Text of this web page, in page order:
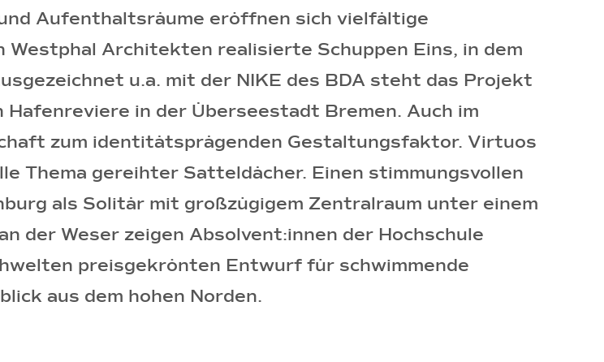
Aufenthaltsräume eröffnen sich vielfältige
Architekten realisierte Schuppen Eins, in dem
u.a. mit der NIKE des BDA steht das Projekt
in der Überseestadt Bremen. Auch im
zum identitätsprägenden Gestaltungsfaktor. Virtuos
Thema gereihter Satteldächer. Einen stimmungsvollen
als Solitär mit großzügigem Zentralraum unter einem
der Weser zeigen Absolvent:innen der Hochschule
preisgekrönten Entwurf für schwimmende
aus dem hohen Norden.